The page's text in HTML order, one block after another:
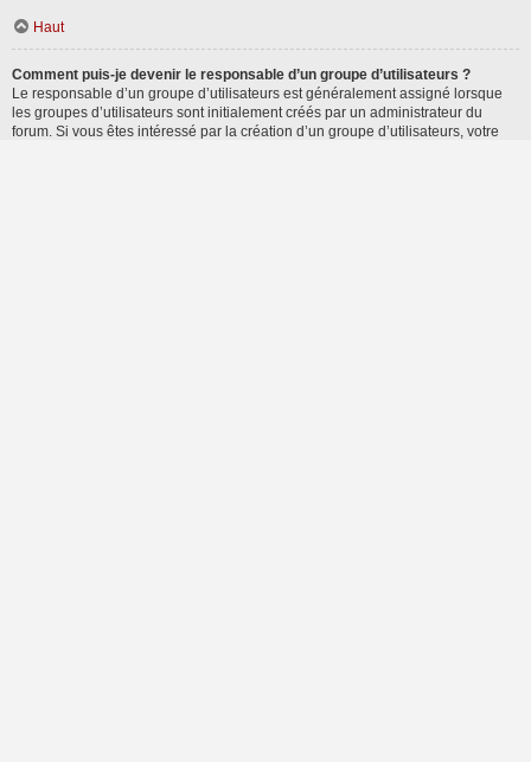
Haut
Comment puis-je devenir le responsable d’un groupe d’utilisateurs ?
Le responsable d’un groupe d’utilisateurs est généralement assigné lorsque
les groupes d’utilisateurs sont initialement créés par un administrateur du
forum. Si vous êtes intéressé par la création d’un groupe d’utilisateurs, votre